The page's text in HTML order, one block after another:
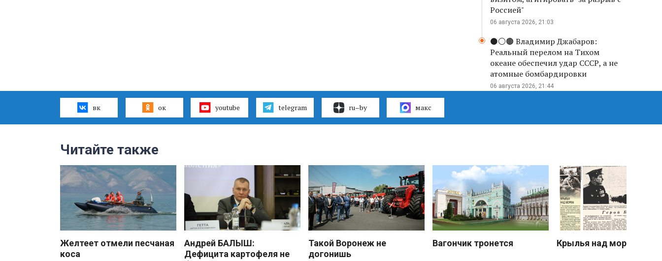
Россией"
06 августа 2026, 21:03
⚫️⚪️🟤 Владимир Джабаров:
Реальный перелом на Тихом
океане обеспечил удар СССР, а не
атомные бомбардировки
06 августа 2026, 21:44
вк ок youtube telegram ru–by макс
Читайте также
Желтеет отмели песчаная
коса
Андрей БАЛЫШ:
Дефицита картофеля не
Такой Воронеж не
догонишь
Вагончик тронется Крылья над морем